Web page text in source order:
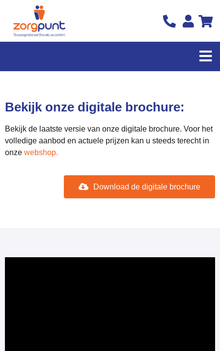
Bekijk onze digitale brochure:
Bekijk de laatste versie van onze digitale brochure. Voor het
volledige aanbod en actuele prijzen kan u steeds terecht in
onze webshop.
Download de digitale brochure